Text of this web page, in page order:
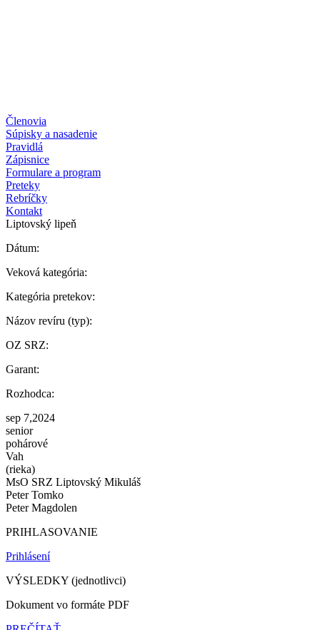
Členovia
Súpisky a nasadenie
Pravidlá
Zápisnice
Formulare a program
Preteky
Rebríčky
Kontakt
Liptovský lipeň
Dátum:
Veková kategória:
Kategória pretekov:
Názov revíru (typ):
OZ SRZ:
Garant:
Rozhodca:
sep 7,2024
senior
pohárové
Vah
(rieka)
MsO SRZ Liptovský Mikuláš
Peter Tomko
Peter Magdolen
PRIHLASOVANIE
Prihlásení
VÝSLEDKY (jednotlivci)
Dokument vo formáte PDF